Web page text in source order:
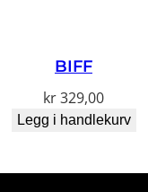
BIFF
kr329,00
Legg i handlekurv